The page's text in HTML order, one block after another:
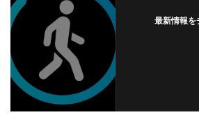
最新情報を